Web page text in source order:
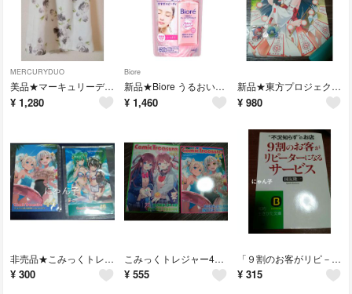
MERCURYDUO
美品★マーキュリーデュオ MERCURYDUO★花柄スカート Mサイズ
¥ 1,280
Biore
新品★Biore うるおいクレンジングリキッド つめかえ用 2個 ビオレ
¥ 1,460
新品★東方プロジェクト 博麗霊夢 ポスターとキーホルダー 3点セット まとめ売り
¥ 980
非売品★こみっくトレジャー サンクスカード 2枚セット えれっと ひなたもも
¥ 300
こみっくトレジャー44 45 カタログ パンフレット 2冊セット コミトレ
¥ 555
「９割のお客がリピ－タ－になるサ－ビス」国友隆一
¥ 315